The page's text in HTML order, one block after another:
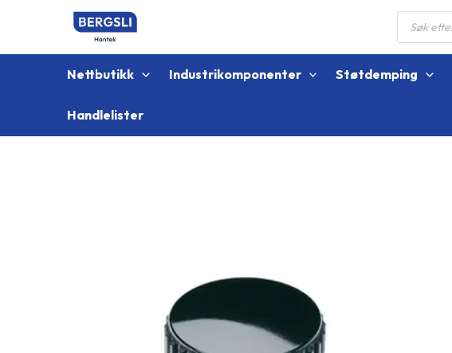
Products
search
Nettbutikk Industrikomponenter Støtdemping
Handlelister